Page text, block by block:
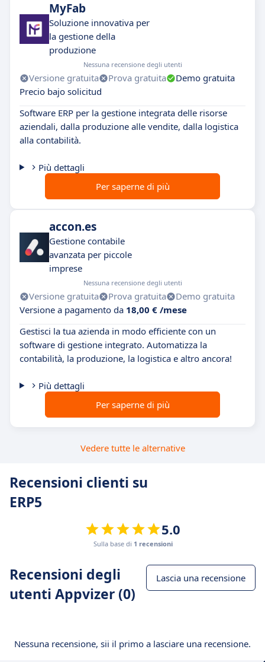
MyFab
Soluzione innovativa per
la gestione della
produzione
Nessuna recensione degli utenti
Versione gratuita Prova gratuita
Demo gratuita
Precio bajo solicitud
Software ERP per la gestione integrata delle risorse
aziendali, dalla produzione alle vendite, dalla logistica
alla contabilità.
Più dettagli
Per saperne di più
accon.es
Gestione contabile
avanzata per piccole
imprese
Nessuna recensione degli utenti
Versione gratuita Prova gratuita
Demo gratuita
Versione a pagamento da 18,00 € /mese
Gestisci la tua azienda in modo efficiente con un
software di gestione integrato. Automatizza la
contabilità, la produzione, la logistica e altro ancora!
Più dettagli
Per saperne di più
Vedere tutte le alternative
Recensioni clienti su
ERP5
5.0
Sulla base di 1 recensioni
Recensioni degli
utenti Appvizer (0)
Lascia una recensione
Nessuna recensione, sii il primo a lasciare una recensione.